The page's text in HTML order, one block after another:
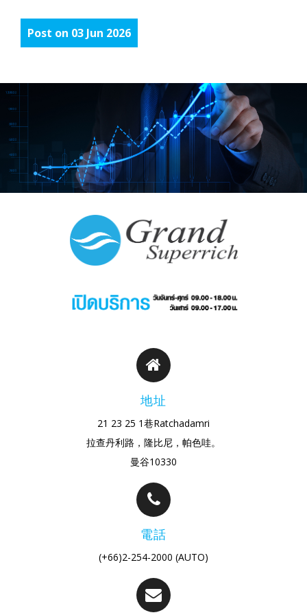
Post on 03 Jun 2026
地址
21 23 25 1巷Ratchadamri
拉查丹利路，隆比尼，帕色哇。
曼谷10330
電話
(+66)2-254-2000 (AUTO)